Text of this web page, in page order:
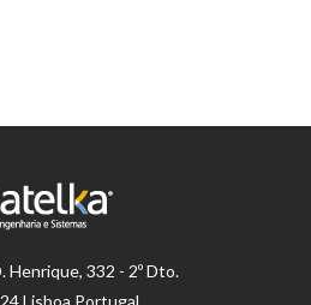
Henrique, 332 - 2º Dto.
Lisboa Portugal